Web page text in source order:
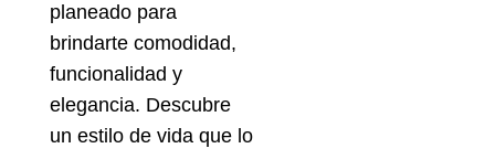
planeado para
brindarte comodidad,
funcionalidad y
elegancia. Descubre
un estilo de vida que lo